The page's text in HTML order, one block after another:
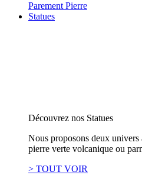
Parement Pierre
Statues
Découvrez nos Statues
Nous proposons deux univers
pierre verte volcanique ou
> TOUT VOIR